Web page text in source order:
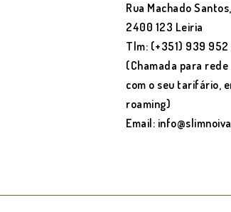
Rua Machado Santos,
2400 123 Leiria
Tlm: (+351) 939 952
(Chamada para
com o seu tarifário,
roaming)
Email: